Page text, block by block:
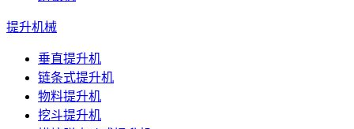
提升机械
垂直提升机
链条式提升机
物料提升机
挖斗提升机